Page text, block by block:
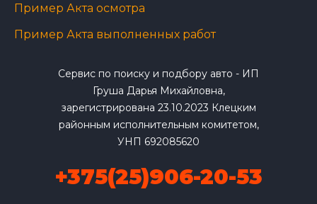
Пример Акта осмотра
Пример Акта выполненных работ
Сервис по поиску и подбору авто - ИП
Груша Дарья Михайловна,
зарегистрирована 23.10.2023 Клецким
районным исполнительным комитетом,
УНП 692085620
+375(25)906-20-53